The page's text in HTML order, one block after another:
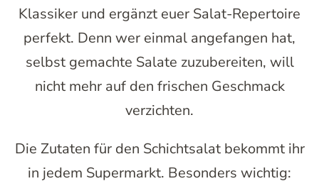
Klassiker und ergänzt euer Salat-Repertoire
perfekt. Denn wer einmal angefangen hat,
selbst gemachte Salate zuzubereiten, will
nicht mehr auf den frischen Geschmack
verzichten.
Die Zutaten für den Schichtsalat bekommt ihr
in jedem Supermarkt. Besonders wichtig: